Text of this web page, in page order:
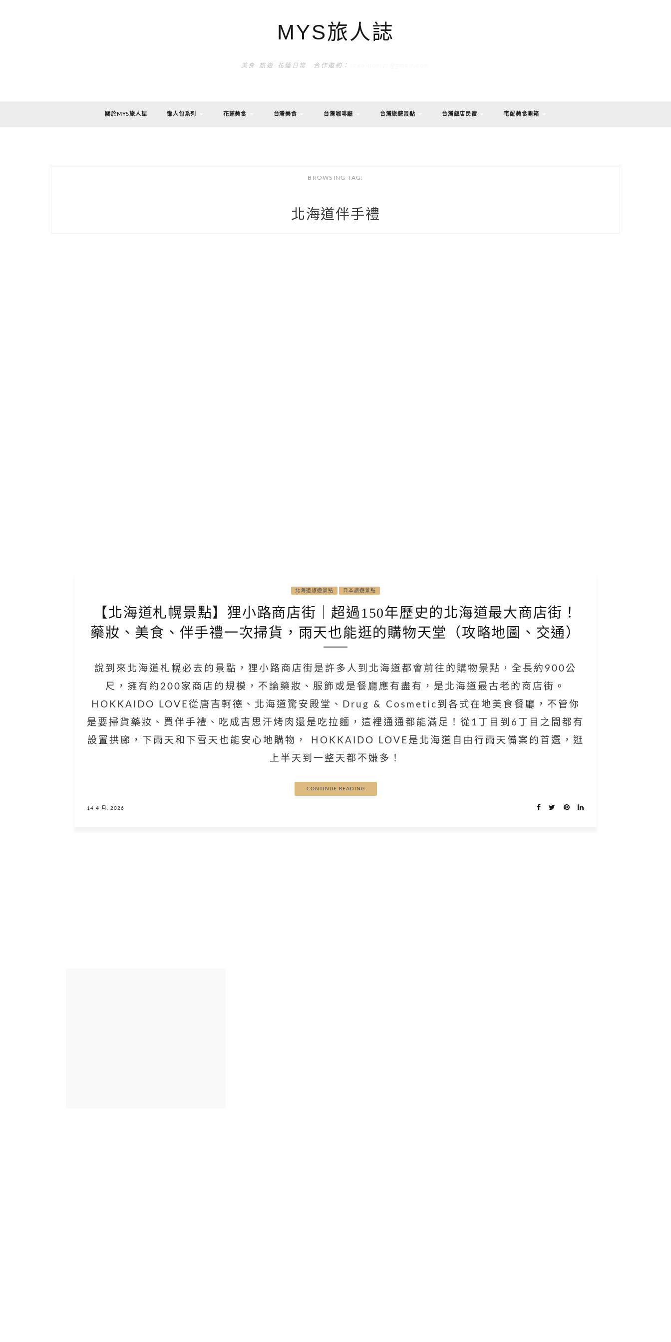
MYS旅人誌
美食x旅遊x花蓮日常 合作邀約：sekainomys@gmail.com
關於MYS旅人誌 懶人包系列 花蓮美食 台灣美食 台灣咖啡廳 台灣旅遊景點 台灣飯店民宿 宅配美食開箱
BROWSING TAG:
北海道伴手禮
北海道旅遊景點 日本旅遊景點
【北海道札幌景點】狸小路商店街｜超過150年歷史的北海道最大商店街！
藥妝、美食、伴手禮一次掃貨，雨天也能逛的購物天堂（攻略地圖、交通）
說到來北海道札幌必去的景點，狸小路商店街是許多人到北海道都會前往的購物景點，全長約900公
尺，擁有約200家商店的規模，不論藥妝、服飾或是餐廳應有盡有，是北海道最古老的商店街。
HOKKAIDO LOVE從唐吉軻德、北海道驚安殿堂、Drug & Cosmetic到各式在地美食餐廳，不管你
是要掃貨藥妝、買伴手禮、吃成吉思汗烤肉還是吃拉麵，這裡通通都能滿足！從1丁目到6丁目之間都有
設置拱廊，下雨天和下雪天也能安心地購物， HOKKAIDO LOVE是北海道自由行雨天備案的首選，逛
上半天到一整天都不嫌多！
CONTINUE READING
14 4 月, 2026